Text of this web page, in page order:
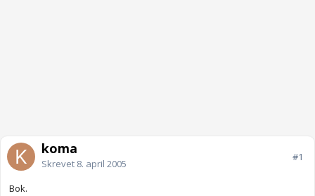
koma
Skrevet 8. april 2005
#1
Bok.